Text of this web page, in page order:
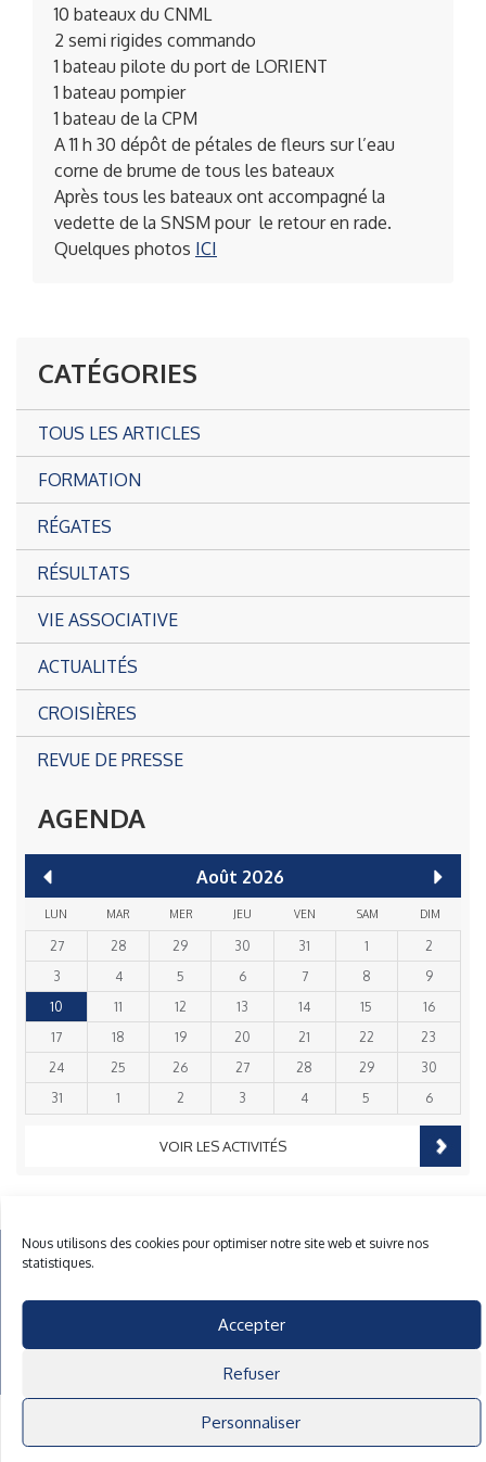
Nous utilisons des cookies pour optimiser notre site web et suivre nos
statistiques.
Accepter
Refuser
Personnaliser
10 bateaux du CNML
2 semi rigides commando
1 bateau pilote du port de LORIENT
1 bateau pompier
1 bateau de la CPM
A 11 h 30 dépôt de pétales de fleurs sur l’eau
corne de brume de tous les bateaux
Après tous les bateaux ont accompagné la
vedette de la SNSM pour le retour en rade.
Quelques photos ICI
CATÉGORIES
TOUS LES ARTICLES
FORMATION
RÉGATES
RÉSULTATS
VIE ASSOCIATIVE
ACTUALITÉS
CROISIÈRES
REVUE DE PRESSE
AGENDA
Août 2026
LUN MAR MER JEU VEN SAM DIM
27 28 29 30 31 1
2
3
4 5 6 7 8
9
10
11 12 13 14 15
16
17
18 19 20 21 22
23
24
25 26 27 28 29
30
31
1 2 3 4 5 6
VOIR LES ACTIVITÉS
40 rue du Gelin 56570 Locmiquelic
Facebook